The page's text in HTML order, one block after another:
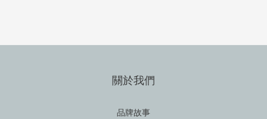
關於我們
品牌故事